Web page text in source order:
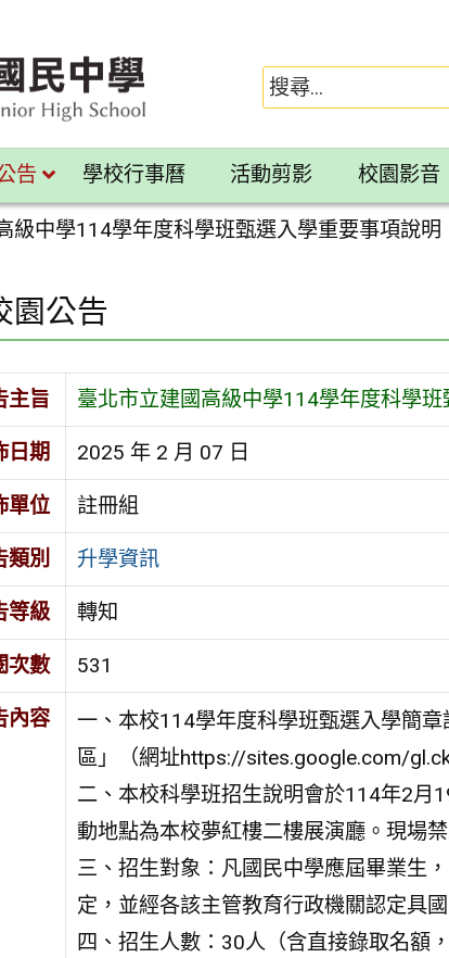
告 學校行事曆 活動剪影 校園影音
級中學114學年度科學班甄選入學重要事項說明
園公告
主旨 臺北市立建國高級中學114學年度科學
日期 2025 年 2 月 07 日
單位 註冊組
類別 升學資訊
等級 轉知
次數 531
內容
一、本校114學年度科學班甄選入學簡
區」（網址https://sites.google.com/
二、本校科學班招生說明會於114年2月
動地點為本校夢紅樓二樓展演廳。現場
三、招生對象：凡國民中學應屆畢業生
定，並經各該主管教育行政機關認定具
四、招生人數：30人（含直接錄取名額